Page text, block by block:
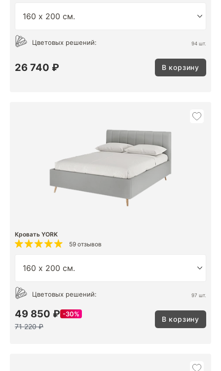
Цветовых решений: 94 шт.
26 740 ₽ В корзину
Кровать YORK
59 отзывов
Цветовых решений: 97 шт.
49 850 ₽ 30%
71 220 ₽
В корзину